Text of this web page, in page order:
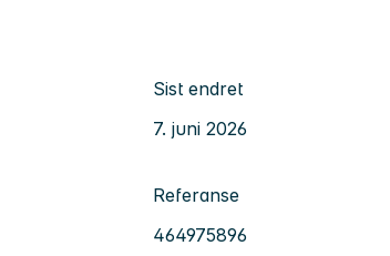
Sist endret
7. juni 2026
Referanse
464975896